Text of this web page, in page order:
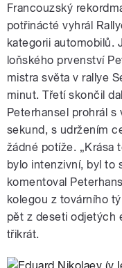
Francouzský
potřinácté vyhrál
kategorii automobilů.
loňského prvenství
mistra světa v rallye
minut. Třetí skončil
Peterhansel prohrál
sekund, s udržením
žádné potíže. „Krása
bylo intenzivní, byl to
komentoval
kolegou z továrního
pět z deseti odjetých
třikrát.